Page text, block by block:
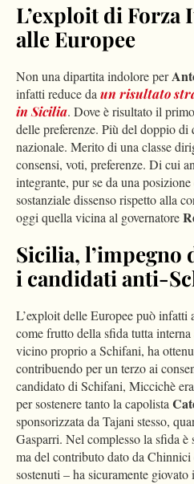
L’exploit di
alle Europee
Non una dipartita indolore per
infatti reduce daun risultato
in Sicilia. Dove è risultato il
delle preferenze. Più del doppio
nazionale. Merito di una classe
consensi, voti, preferenze. Di cui
integrante, pur se da una
sostanziale dissenso rispetto alla
oggi quella vicina al governatore
Sicilia, l’impegno
i candidati anti-
L’exploit delle Europee può infatti
come frutto della sfida tutta
vicino proprio a Schifani, ha
contribuendo per un terzo ai
candidato di Schifani, Miccichè
per sostenere tanto la capolista
sponsorizzata da Tajani stesso,
Gasparri. Nel complesso la sfida è
ma del contributo dato da
sostenuti – ha sicuramente